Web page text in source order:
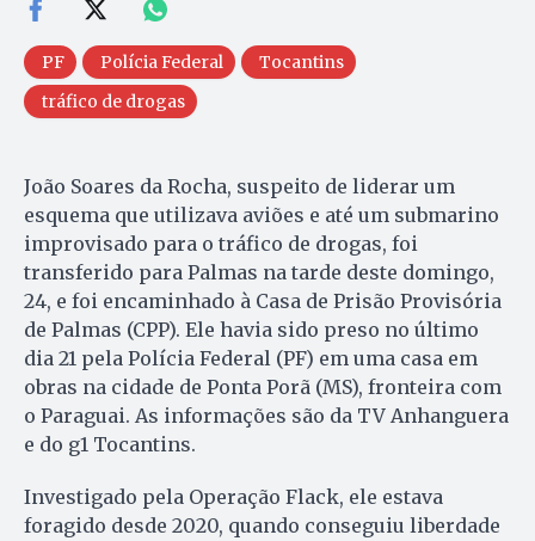
PF Polícia Federal
Tocantins
tráfico de drogas
João Soares da Rocha, suspeito de liderar um
esquema que utilizava aviões e até um submarino
improvisado para o tráfico de drogas, foi
transferido para Palmas na tarde deste domingo,
24, e foi encaminhado à Casa de Prisão Provisória
de Palmas (CPP). Ele havia sido preso no último
dia 21 pela Polícia Federal (PF) em uma casa em
obras na cidade de Ponta Porã (MS), fronteira com
o Paraguai. As informações são da TV Anhanguera
e do g1 Tocantins.
Investigado pela Operação Flack, ele estava
foragido desde 2020, quando conseguiu liberdade